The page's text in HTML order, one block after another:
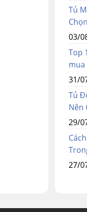
Tủ
03/
Top
31/
Tủ
Nên
29/
27/